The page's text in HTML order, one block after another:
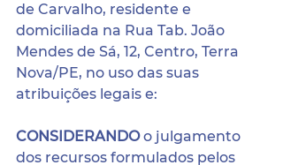
de Carvalho, residente e
domiciliada na Rua Tab. João
Mendes de Sá, 12, Centro, Terra
Nova/PE, no uso das suas
atribuições legais e:
CONSIDERANDO o julgamento
dos recursos formulados pelos